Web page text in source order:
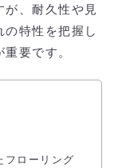
が、耐久性や見
特性を把握し
要です。
フローリング